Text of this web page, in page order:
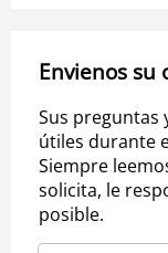
Envienos su
Sus preguntas
útiles durante
Siempre
solicita, le
posible.